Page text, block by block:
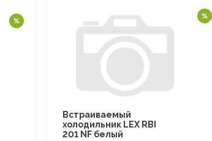
Встраиваемый
холодильник LEX RBI
201 NF белый